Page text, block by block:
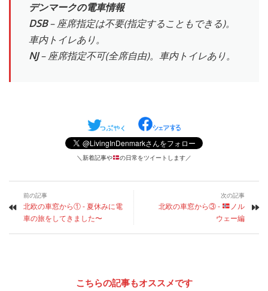
デンマークの電車情報
DSB– 座席指定は不要(指定することもできる)。
車内トイレあり。
NJ– 座席指定不可(全席自由)。車内トイレあり。
＼新着記事や の日常をツイートします／
前の記事
北欧の車窓から① - 夏休みに電
車の旅をしてきました〜
次の記事
北欧の車窓から③ -
ノル
ウェー編
こちらの記事もオススメです